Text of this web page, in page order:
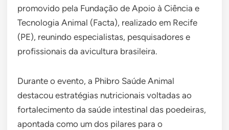
promovido pela Fundação de Apoio à Ciência e
Tecnologia Animal (Facta), realizado em Recife
(PE), reunindo especialistas, pesquisadores e
profissionais da avicultura brasileira.
Durante o evento, a Phibro Saúde Animal
destacou estratégias nutricionais voltadas ao
fortalecimento da saúde intestinal das poedeiras,
apontada como um dos pilares para o